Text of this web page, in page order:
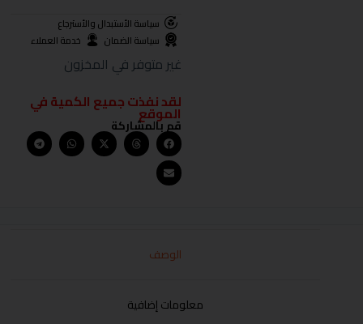
سياسة الأستبدال والأسترجاع
سياسة الضمان
خدمة العملاء
غير متوفر في المخزون
لقد نفذت جميع الكمية في
الموقع
قم بالمشاركة
الوصف
معلومات إضافية